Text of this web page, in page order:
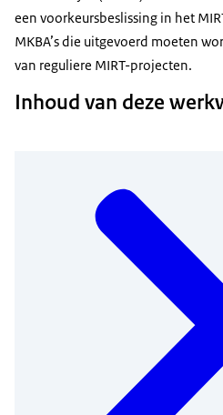
een voorkeursbeslissing in het
MKBA’s die uitgevoerd moeten
van reguliere MIRT-projecten.
Inhoud van deze